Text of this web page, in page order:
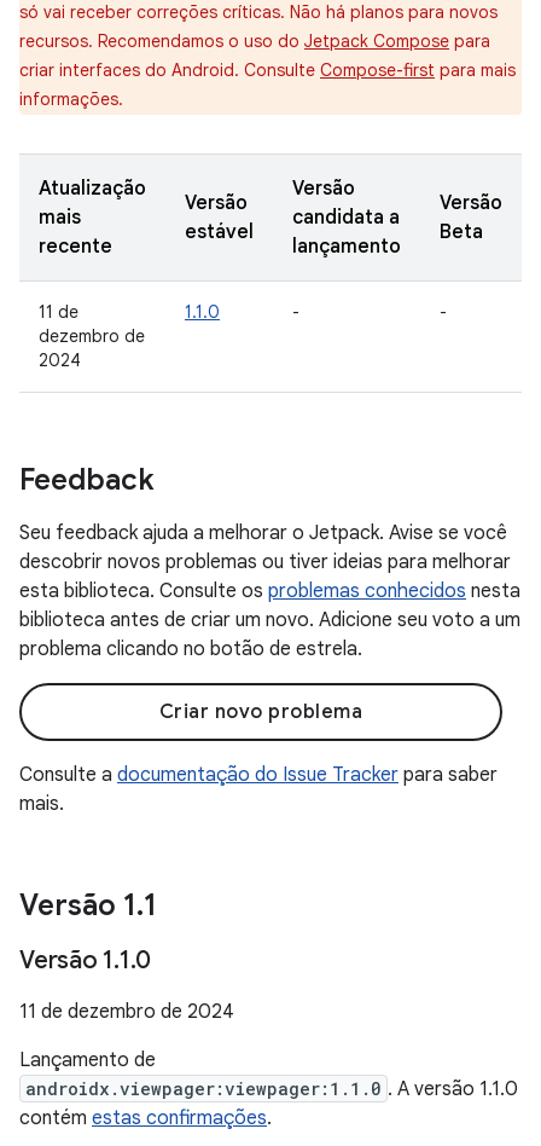
só vai receber correções críticas. Não há planos para novos
recursos. Recomendamos o uso do Jetpack Compose para
criar interfaces do Android. Consulte Compose-first para mais
informações.
Atualização
mais
recente
Versão
estável
Versão
candidata a
lançamento
Versão
Beta
11 de
dezembro de
2024
1.1.0 - -
Feedback
Seu feedback ajuda a melhorar o Jetpack. Avise se você
descobrir novos problemas ou tiver ideias para melhorar
esta biblioteca. Consulte os problemas conhecidos nesta
biblioteca antes de criar um novo. Adicione seu voto a um
problema clicando no botão de estrela.
Criar novo problema
Consulte a documentação do Issue Tracker para saber
mais.
Versão 1.1
Versão 1.1.0
11 de dezembro de 2024
Lançamento de
androidx.viewpager:viewpager:1.1.0 . A versão 1.1.0
contém estas confirmações.